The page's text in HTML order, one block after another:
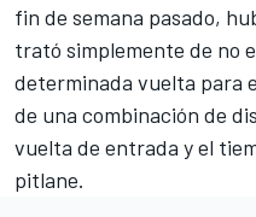
fin de semana pasado,
trató simplemente de no
determinada vuelta para
de una combinación de
vuelta de entrada y el
pitlane.